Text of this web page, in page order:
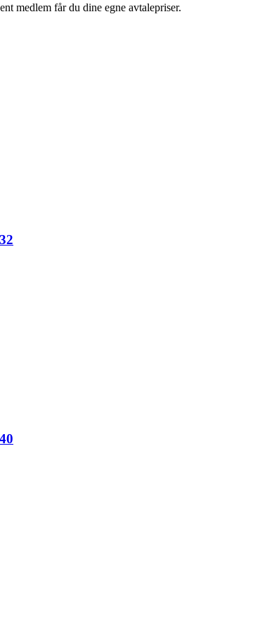
medlem får du dine egne avtalepriser.